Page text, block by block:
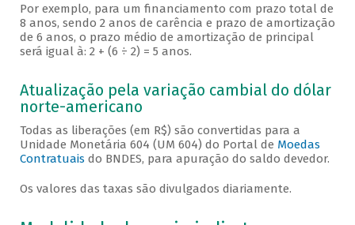
Por exemplo, para um financiamento com prazo total de
8 anos, sendo 2 anos de carência e prazo de amortização
de 6 anos, o prazo médio de amortização de principal
será igual à: 2 + (6 ÷ 2) = 5 anos.
Atualização pela variação cambial do dólar
norte-americano
Todas as liberações (em R$) são convertidas para a
Unidade Monetária 604 (UM 604) do Portal de Moedas
Contratuais do BNDES, para apuração do saldo devedor.
Os valores das taxas são divulgados diariamente.